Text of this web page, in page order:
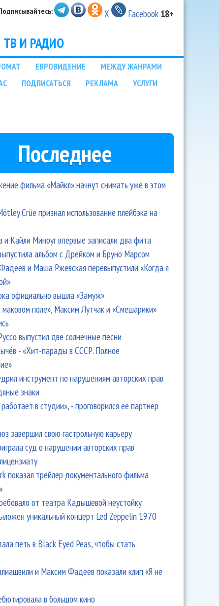
X Facebook 18+
ТВ И РАДИО
ЕВРОВИДЕНИЕ
МЕЖДУ ЖАНРАМИ
ПОДПИСАТЬСЯ РЕКЛАМА
УСЛУГИ
Последнее
фильма «Майкл» начнут снимать уже в этом
Crüe признал использование плейбэка на
Кайли Миноуг впервые записали два фита
альбом с Дрейком и Бруно Марсом
и Маша Ржевская перевыпустили «Когда я
официально вышла «Замуж»
маковом поле», Максим Лутчак и «Смешарики»
выпустил две солнечные песни
- «Хит-парады в СССР. Полное
инструмент по нарушениям авторских прав
знаки
в студии», - проговорился ее партнер
завершил свою гастрольную карьеру
суд о нарушении авторских прав
показал трейлер документального фильма
от театра Кадышевой неустойку
уникальный концерт Led Zeppelin 1970
петь в Black Eyed Peas, чтобы стать
и Максим Фадеев показали клип «Я не
в большом кино